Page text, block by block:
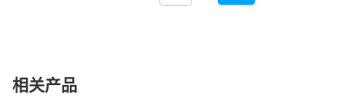
相关产品